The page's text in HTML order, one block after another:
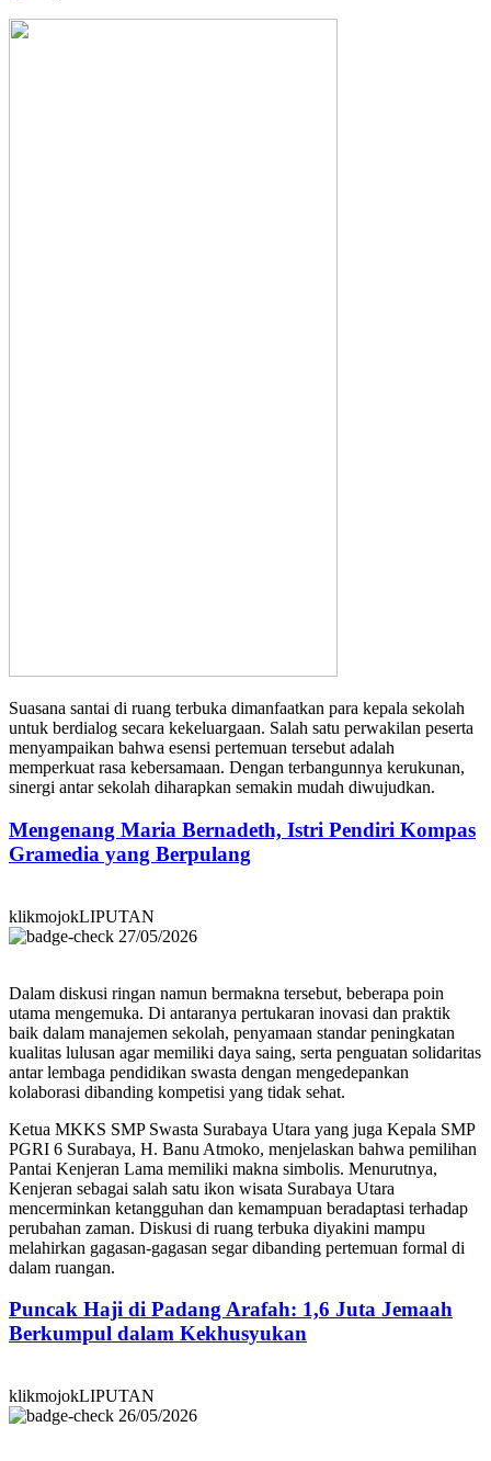
Suasana santai di ruang terbuka dimanfaatkan para kepala sekolah
untuk berdialog secara kekeluargaan. Salah satu perwakilan peserta
menyampaikan bahwa esensi pertemuan tersebut adalah
memperkuat rasa kebersamaan. Dengan terbangunnya kerukunan,
sinergi antar sekolah diharapkan semakin mudah diwujudkan.
Mengenang Maria Bernadeth, Istri Pendiri Kompas
Gramedia yang Berpulang
klikmojokLIPUTAN
27/05/2026
Dalam diskusi ringan namun bermakna tersebut, beberapa poin
utama mengemuka. Di antaranya pertukaran inovasi dan praktik
baik dalam manajemen sekolah, penyamaan standar peningkatan
kualitas lulusan agar memiliki daya saing, serta penguatan solidaritas
antar lembaga pendidikan swasta dengan mengedepankan
kolaborasi dibanding kompetisi yang tidak sehat.
Ketua MKKS SMP Swasta Surabaya Utara yang juga Kepala SMP
PGRI 6 Surabaya, H. Banu Atmoko, menjelaskan bahwa pemilihan
Pantai Kenjeran Lama memiliki makna simbolis. Menurutnya,
Kenjeran sebagai salah satu ikon wisata Surabaya Utara
mencerminkan ketangguhan dan kemampuan beradaptasi terhadap
perubahan zaman. Diskusi di ruang terbuka diyakini mampu
melahirkan gagasan-gagasan segar dibanding pertemuan formal di
dalam ruangan.
Puncak Haji di Padang Arafah: 1,6 Juta Jemaah
Berkumpul dalam Kekhusyukan
klikmojokLIPUTAN
26/05/2026